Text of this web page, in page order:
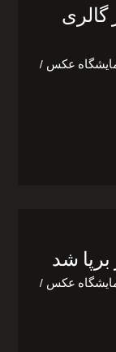
گالری
عکس /
شد
عکس /